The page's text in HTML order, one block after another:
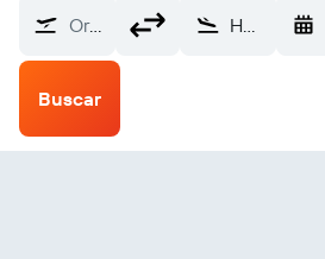
Origen Hudiksvall (HUV)
Buscar